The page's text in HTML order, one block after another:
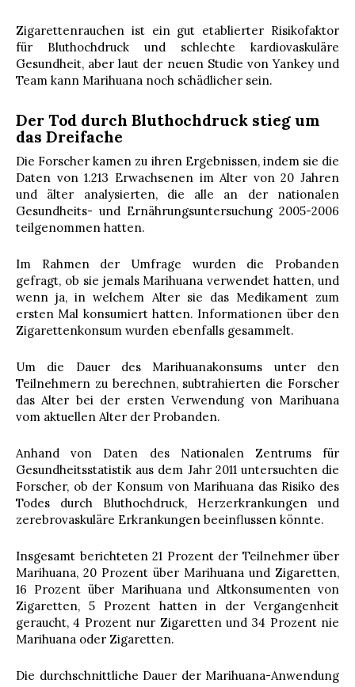
Zigarettenrauchen ist ein gut etablierter Risikofaktor
für Bluthochdruck und schlechte kardiovaskuläre
Gesundheit, aber laut der neuen Studie von Yankey und
Team kann Marihuana noch schädlicher sein.
Der Tod durch Bluthochdruck stieg um
das Dreifache
Die Forscher kamen zu ihren Ergebnissen, indem sie die
Daten von 1.213 Erwachsenen im Alter von 20 Jahren
und älter analysierten, die alle an der nationalen
Gesundheits- und Ernährungsuntersuchung 2005-2006
teilgenommen hatten.
Im Rahmen der Umfrage wurden die Probanden
gefragt, ob sie jemals Marihuana verwendet hatten, und
wenn ja, in welchem ​​Alter sie das Medikament zum
ersten Mal konsumiert hatten. Informationen über den
Zigarettenkonsum wurden ebenfalls gesammelt.
Um die Dauer des Marihuanakonsums unter den
Teilnehmern zu berechnen, subtrahierten die Forscher
das Alter bei der ersten Verwendung von Marihuana
vom aktuellen Alter der Probanden.
Anhand von Daten des Nationalen Zentrums für
Gesundheitsstatistik aus dem Jahr 2011 untersuchten die
Forscher, ob der Konsum von Marihuana das Risiko des
Todes durch Bluthochdruck, Herzerkrankungen und
zerebrovaskuläre Erkrankungen beeinflussen könnte.
Insgesamt berichteten 21 Prozent der Teilnehmer über
Marihuana, 20 Prozent über Marihuana und Zigaretten,
16 Prozent über Marihuana und Altkonsumenten von
Zigaretten, 5 Prozent hatten in der Vergangenheit
geraucht, 4 Prozent nur Zigaretten und 34 Prozent nie
Marihuana oder Zigaretten.
Die durchschnittliche Dauer der Marihuana-Anwendung